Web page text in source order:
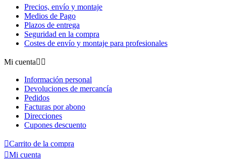
Precios, envío y montaje
Medios de Pago
Plazos de entrega
Seguridad en la compra
Costes de envío y montaje para profesionales
Mi cuenta 
Información personal
Devoluciones de mercancía
Pedidos
Facturas por abono
Direcciones
Cupones descuento
Carrito de la compra
Mi cuenta